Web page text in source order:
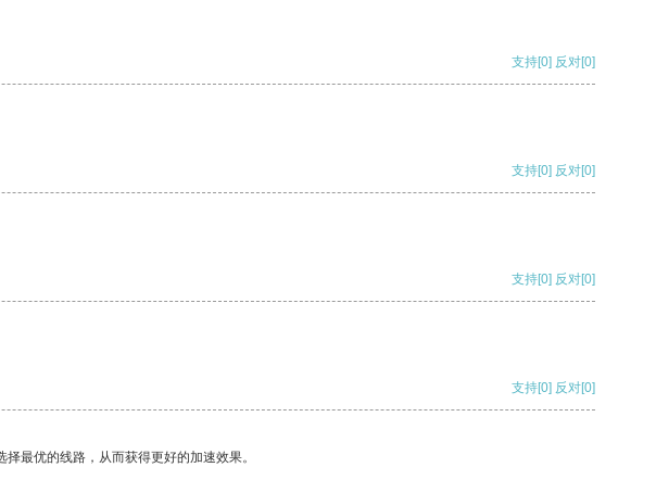
支持[0] 反对[0]
支持[0] 反对[0]
支持[0] 反对[0]
支持[0] 反对[0]
最优的线路，从而获得更好的加速效果。